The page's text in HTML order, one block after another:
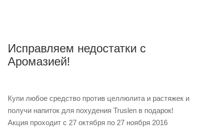
Исправляем недостатки с
Аромазией!
Купи любое средство против целлюлита и растяжек и
получи напиток для похудения Truslen в подарок!
Акция проходит с 27 октября по 27 ноября 2016